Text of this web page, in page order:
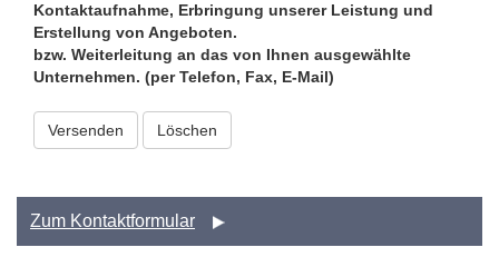
Kontaktaufnahme, Erbringung unserer Leistung und
Erstellung von Angeboten.
bzw. Weiterleitung an das von Ihnen ausgewählte
Unternehmen. (per Telefon, Fax, E-Mail)
Versenden
Zum Kontaktformular